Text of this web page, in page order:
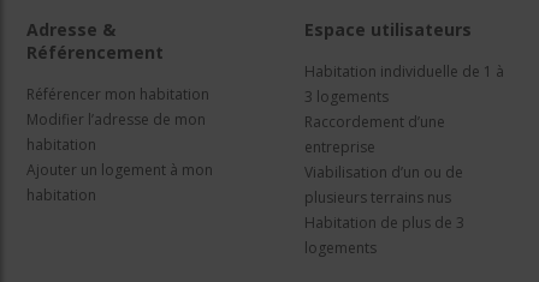
Adresse &
Référencement
Référencer mon habitation
Modifier l’adresse de mon
habitation
Ajouter un logement à mon
habitation
Espace utilisateurs
Habitation individuelle de 1 à
3 logements
Raccordement d’une
entreprise
Viabilisation d’un ou de
plusieurs terrains nus
Habitation de plus de 3
logements